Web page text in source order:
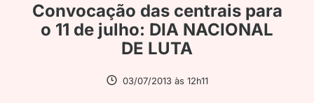
Convocação das centrais para
o 11 de julho: DIA NACIONAL
DE LUTA
03/07/2013 às 12h11